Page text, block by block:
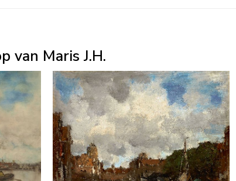
van Maris J.H.